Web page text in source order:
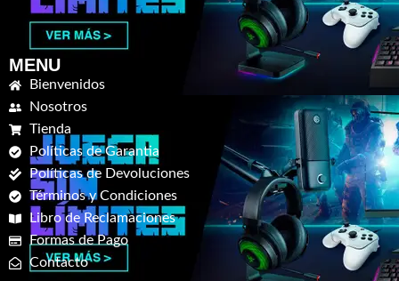
MENU
Bienvenidos
Nosotros
Tienda
Políticas de Garantia
Políticas de Devoluciones
Términos y Condiciones
Libro de Reclamaciones
Formas de Pago
Contacto